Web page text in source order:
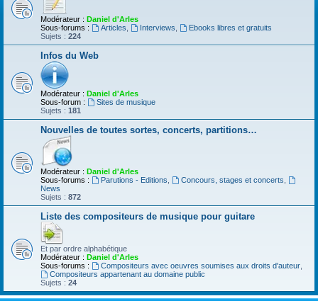
Modérateur : Daniel d'Arles
Sous-forums :
Articles Interviews
Ebooks libres et gratuits
Sujets : 224
Infos du Web
Modérateur : Daniel d'Arles
Sous-forum :
Sites de musique
Sujets : 181
Nouvelles de toutes sortes, concerts, partitions…
Modérateur : Daniel d'Arles
Sous-forums :
Parutions - Editions Concours, stages et concerts
News
Sujets : 872
Liste des compositeurs de musique pour guitare
Et par ordre alphabétique
Modérateur : Daniel d'Arles
Sous-forums :
Compositeurs avec oeuvres soumises aux droits d'auteur,
Compositeurs appartenant au domaine public
Sujets : 24